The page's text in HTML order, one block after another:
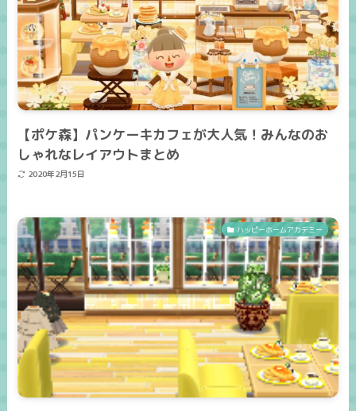
【ポケ森】パンケーキカフェが大人気！みんなのお
しゃれなレイアウトまとめ
2020年2月15日
ハッピーホームアカデミー